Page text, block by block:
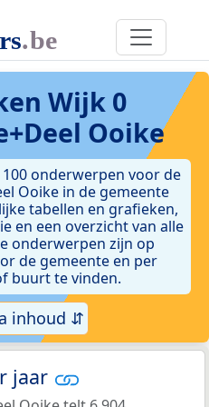
Wijk 0
Ooike
onderwerpen voor de
Ooike in de gemeente
tabellen en grafieken,
en een overzicht van alle
onderwerpen zijn op
de gemeente en per
buurt te vinden.
inhoud ⇵
jaar